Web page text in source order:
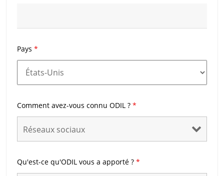
Pays *
Comment avez-vous connu ODIL ? *
Qu'est-ce qu'ODIL vous a apporté ? *